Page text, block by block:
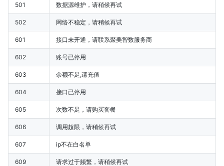
501 数据源维护，请稍候再试
502 网络不稳定，请稍候再试
601 接口未开通，请联系聚美智数服务商
602 账号已停用
603 余额不足,请充值
604 接口已停用
605 次数不足，请购买套餐
606 调用超限，请稍候再试
607 ip不在白名单
609 请求过于频繁，请稍候再试